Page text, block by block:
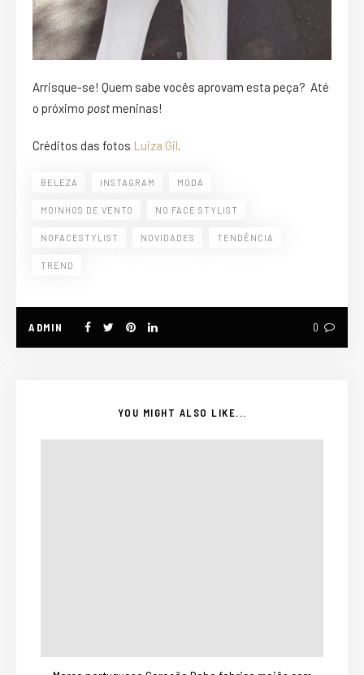
Arrisque-se! Quem sabe vocês aprovam esta peça? Até
o próximo postmeninas!
Créditos das fotos Luiza Gil.
BELEZA INSTAGRAM MODA
MOINHOS DE VENTO NO FACE STYLIST
NOFACESTYLIST NOVIDADES TENDÊNCIA
TREND
ADMIN 0
YOU MIGHT ALSO LIKE...